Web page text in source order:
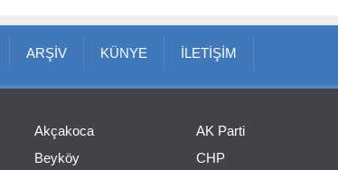
ARŞİV KÜNYE İLETİŞİM
Akçakoca
Beyköy
AK Parti
CHP